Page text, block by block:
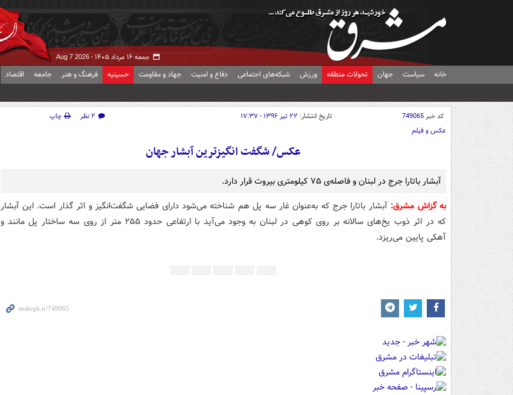
جمعه ۱۶ مرداد ۱۴۰۵ - Aug 7 2026
خانه سیاست جهان تحولات منطقه ورزش شبکه‌های اجتماعی دفاع و امنیت جهاد و مقاومت حسینیه فرهنگ و هنر جامعه اقتصاد
کد خبر749065 تاریخ انتشار: ۲۲ تیر ۱۳۹۶ - ۱۷:۳۷ ۲ نظر
چاپ
عکس و فیلم
عکس/ شگفت انگیزترین آبشار جهان
آبشار باتارا جرج در لبنان و فاصله‌ی ۷۵ کیلومتری بیروت قرار دارد.
به گزاش مشرق: آبشار باتارا جرج که به‌عنوان غار سه پل هم شناخته می‌شود دارای فضایی شگفت‌انگیز و اثر گذار است. این آبشار
که در اثر ذوب یخ‌های سالانه بر روی کوهی در لبنان به وجود می‌آید با ارتفاعی حدود ۲۵۵ متر از روی سه ساختار پل مانند و
آهکی پایین می‌ریزد.